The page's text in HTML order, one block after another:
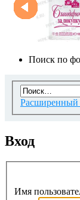
Поиск по
Расширенный
Вход
Имя